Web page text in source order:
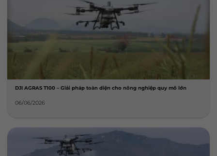
DJI AGRAS T100 – Giải pháp toàn diện cho nông nghiệp quy mô lớn
06/06/2026